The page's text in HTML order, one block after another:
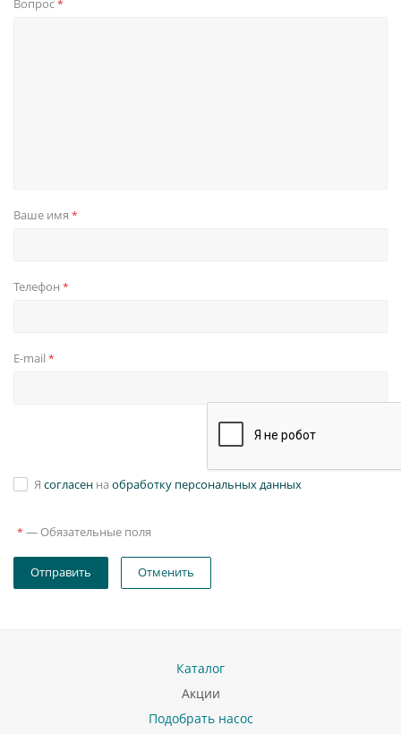
Вопрос*
Ваше имя *
Телефон *
E-mail *
Я согласен на обработку персональных данных
* — Обязательные поля
Отправить Отменить
Каталог
Акции
Подобрать насос